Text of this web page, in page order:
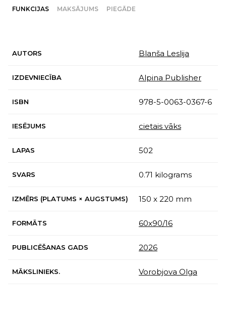
FUNKCIJAS MAKSĀJUMS PIEGĀDE
AUTORS Blanša Leslija
IZDEVNIECĪBA Alpina Publisher
ISBN 978-5-0063-0367-6
IESĒJUMS cietais vāks
LAPAS 502
SVARS 0.71 kilograms
IZMĒRS (PLATUMS × AUGSTUMS) 150 x 220 mm
FORMĀTS 60x90/16
PUBLICĒŠANAS GADS 2026
MĀKSLINIEKS. Vorobjova Olga